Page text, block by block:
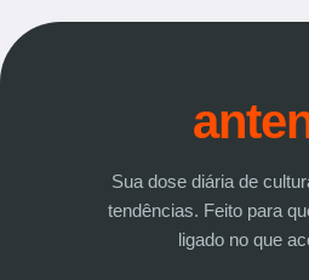
Sua dose diária de
tendências. Feito para
ligado no que